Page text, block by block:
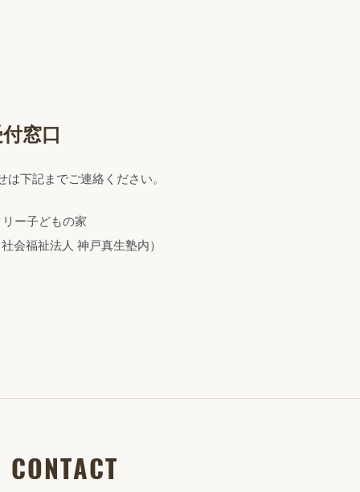
窓口
下記までご連絡ください。
ー子どもの家
会福祉法人 神戸真生塾内）
CONTACT